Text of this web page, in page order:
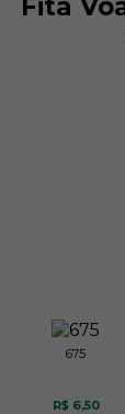
Fita
675
R$ 6,50